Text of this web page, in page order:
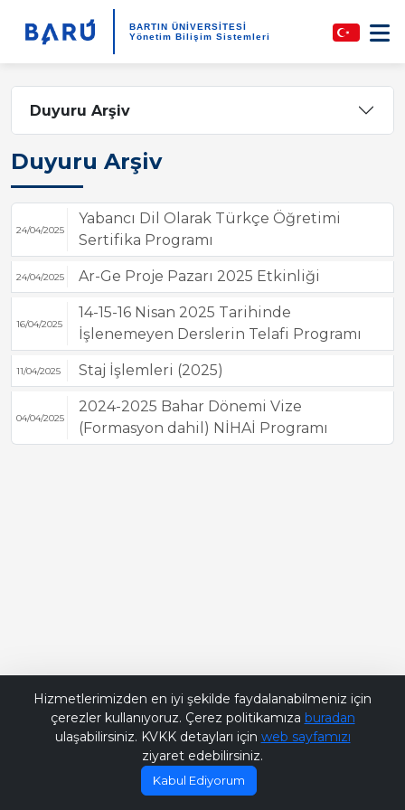
BARTIN ÜNİVERSİTESİ
Yönetim Bilişim Sistemleri
Duyuru Arşiv
Duyuru Arşiv
24/04/2025
Yabancı Dil Olarak Türkçe Öğretimi
Sertifika Programı
24/04/2025 Ar-Ge Proje Pazarı 2025 Etkinliği
16/04/2025
14-15-16 Nisan 2025 Tarihinde
İşlenemeyen Derslerin Telafi Programı
11/04/2025 Staj İşlemleri (2025)
04/04/2025
2024-2025 Bahar Dönemi Vize
(Formasyon dahil) NİHAİ Programı
Hizmetlerimizden en iyi şekilde faydalanabilmeniz için
çerezler kullanıyoruz. Çerez politikamıza buradan
ulaşabilirsiniz. KVKK detayları için web sayfamızı
ziyaret edebilirsiniz.
Kabul Ediyorum
Bana Soru Sor | Ask Me